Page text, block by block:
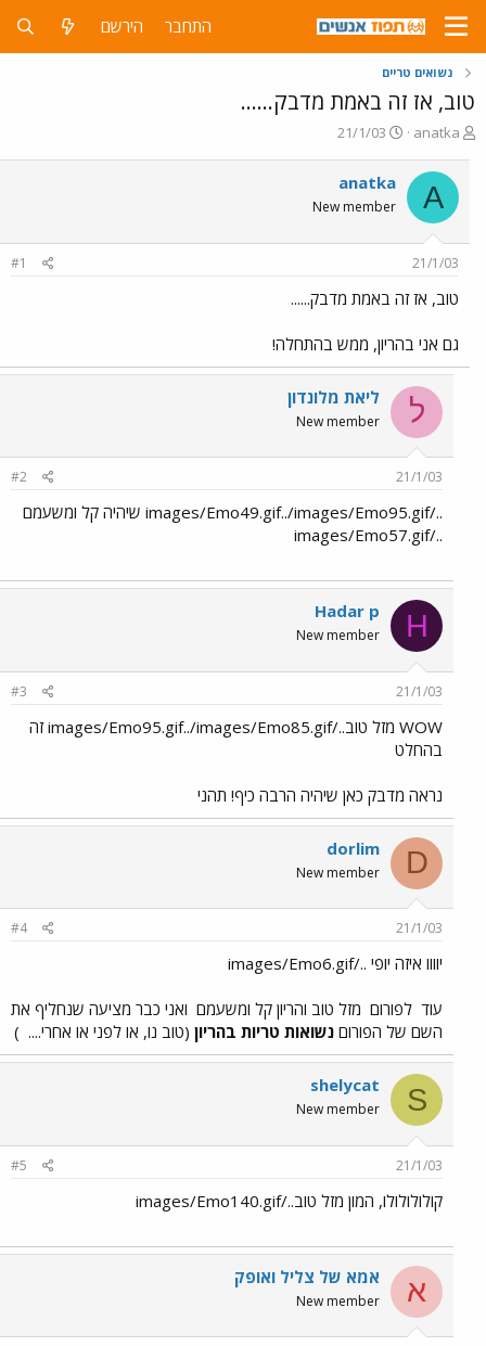
התחבר הירשם
נשואים טריים
טוב, אז זה באמת מדבק......
פ
ח
ה
ו
ש
anatka
פ
ס
ם
ת
י
21/1/03
A
anatka
New member
21/1/03
#1
טוב, אז זה באמת מדבק......
גם אני בהריון, ממש בהתחלה!
ל ליאת מלונדון
New member
21/1/03
#2
../images/Emo49.gif../images/Emo95.gif שיהיה קל ומשעמם
../images/Emo57.gif
H
Hadar p
New member
21/1/03
#3
WOW מזל טוב../images/Emo95.gif../images/Emo85.gif זה
בהחלט
נראה מדבק כאן שיהיה הרבה כיף! תהני
D
dorlim
New member
21/1/03
#4
יוווו איזה יופי ../images/Emo6.gif
עוד לפורום מזל טוב והריון קל ומשעמם ואני כבר מציעה שנחליף את
השם של הפורום נשואות טריות בהריון (טוב נו, או לפני או אחרי.... )
S
shelycat
New member
21/1/03
#5
קולולולולו, המון מזל טוב../images/Emo140.gif
א אמא של צליל ואופק
New member